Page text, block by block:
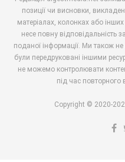
позиції чи висновки,
матеріалах, колонках або
несе повну відповідальність
поданої інформації. Ми також не
були передруковані іншими
не можемо контролювати
під час повторного
Copyright © 2020-